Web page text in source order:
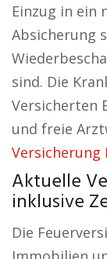
Einzug in ein
Absicherung
sind. Die
Versicherten
und freie
Versicherung
Aktuelle
inklusive
Die